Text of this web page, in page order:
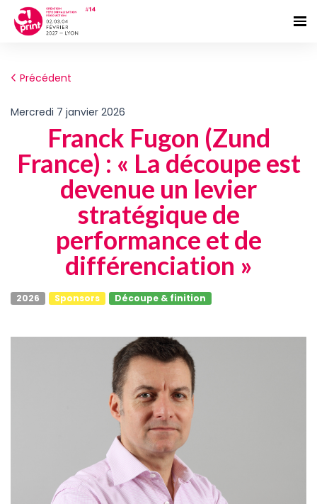
Précédent
mercredi 7 janvier 2026
Franck Fugon (Zund
France) : « La découpe est
devenue un levier
stratégique de
performance et de
différenciation »
2026 Sponsors Découpe & finition